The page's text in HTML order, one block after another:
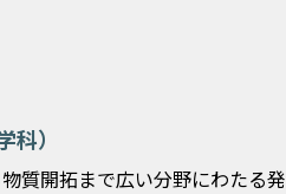
）
質開拓まで広い分野にわたる